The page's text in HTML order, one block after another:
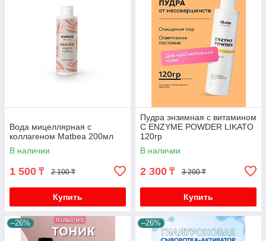
Вода мицеллярная с
коллагеном Matbea 200мл
В наличии
1 500 ₸ 2 100 ₸
Купить
Пудра энзимная с витамином
C ENZYME POWDER LIKATO
120гр
В наличии
2 300 ₸ 3 200 ₸
Купить
–26% –26%